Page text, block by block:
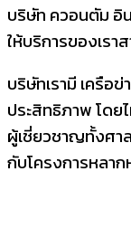
บริษัท ควอนตัม อิ
ให้บริการของเร
บริษัทเรามี เครือ
ประสิทธิภาพ โดย
ผู้เชี่ยวชาญทั้งศา
กับโครงการหลา